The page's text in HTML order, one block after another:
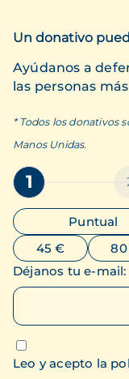
Un donativo
Ayúdanos a
las personas
* Todos los donativos
Manos Unidas.
1
Puntual
45 €
Déjanos tu e-mail:
Leo y acepto la